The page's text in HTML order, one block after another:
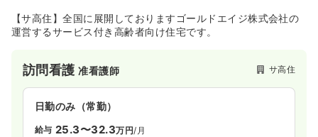
【サ高住】全国に展開しておりますゴールドエイジ株式会社の
運営するサービス付き高齢者向け住宅です。
訪問看護准看護師 サ高住
日勤のみ（常勤）
給与 25.3〜32.3万円/月